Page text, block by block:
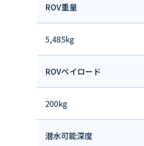
ROV重量
5,485kg
ROVペイロード
200kg
潜水可能深度